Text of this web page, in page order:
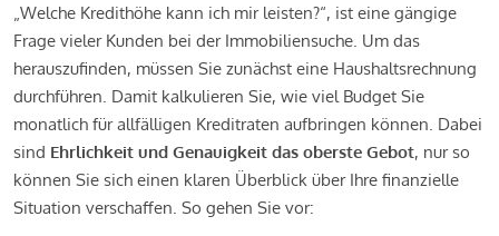
„Welche Kredithöhe kann ich mir leisten?“, ist eine gängige
Frage vieler Kunden bei der Immobiliensuche. Um das
herauszufinden, müssen Sie zunächst eine Haushaltsrechnung
durchführen. Damit kalkulieren Sie, wie viel Budget Sie
monatlich für allfälligen Kreditraten aufbringen können. Dabei
sind Ehrlichkeit und Genauigkeit das oberste Gebot, nur so
können Sie sich einen klaren Überblick über Ihre finanzielle
Situation verschaffen. So gehen Sie vor: